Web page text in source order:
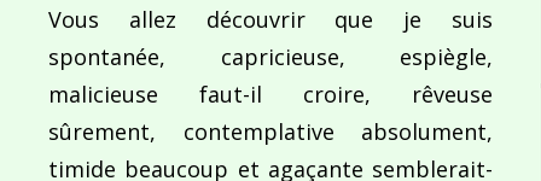
l’article
10 conseils pour prendre l’avion pour la première
Vous allez découvrir que je suis
spontanée, capricieuse, espiègle,
malicieuse faut-il croire, rêveuse
sûrement, contemplative absolument,
timide beaucoup et agaçante semblerait-